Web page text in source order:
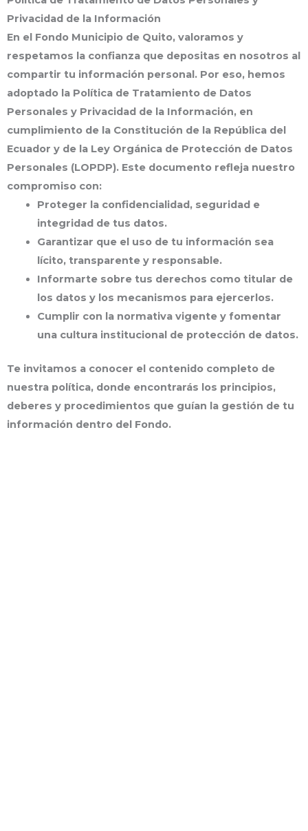
Privacidad de la Información
En el Fondo Municipio de Quito, valoramos y
respetamos la confianza que depositas en nosotros al
compartir tu información personal. Por eso, hemos
adoptado la Política de Tratamiento de Datos
Personales y Privacidad de la Información, en
cumplimiento de la Constitución de la República del
Ecuador y de la Ley Orgánica de Protección de Datos
Personales (LOPDP). Este documento refleja nuestro
compromiso con:
Proteger la confidencialidad, seguridad e
integridad de tus datos.
Garantizar que el uso de tu información sea
lícito, transparente y responsable.
Informarte sobre tus derechos como titular de
los datos y los mecanismos para ejercerlos.
Cumplir con la normativa vigente y fomentar
una cultura institucional de protección de datos.
Te invitamos a conocer el contenido completo de
nuestra política, donde encontrarás los principios,
deberes y procedimientos que guían la gestión de tu
información dentro del Fondo.